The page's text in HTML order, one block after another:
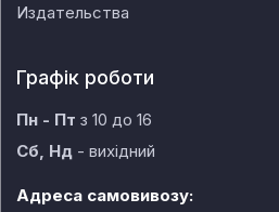
Издательства
Графік роботи
Пн - Пт з 10 до 16
Сб, Нд - вихідний
Адреса самовивозу: